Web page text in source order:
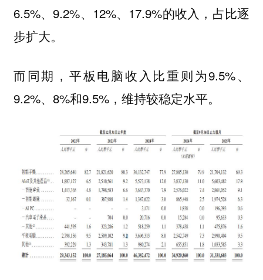
6.5%、9.2%、12%、17.9%的收入，占比逐
步扩大。
而同期，平板电脑收入比重则为9.5%、
9.2%、8%和9.5%，维持较稳定水平。